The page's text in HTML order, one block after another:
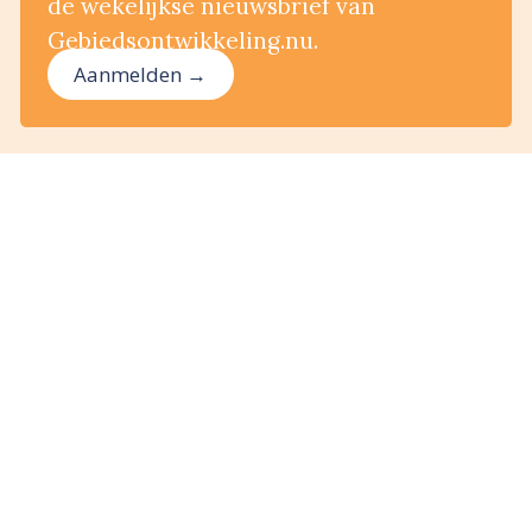
Gebiedsontwikkeling.nu.
Aanmelden →